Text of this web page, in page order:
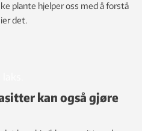
plante hjelper oss med å forstå
det.
kan også gjøre